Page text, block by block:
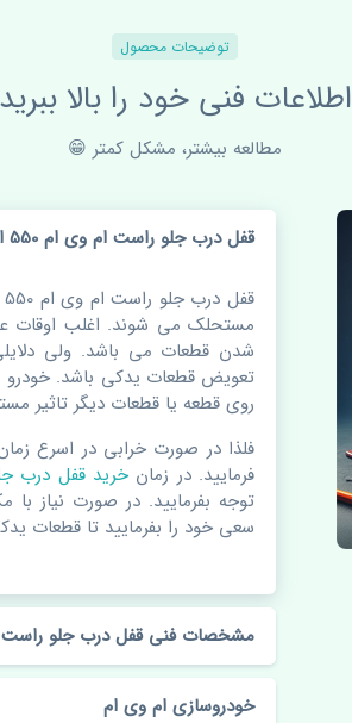
توضیحات محصول
اطلاعات فنی خود را بالا ببرید
مطالعه بیشتر، مشکل کمتر 😁
قفل درب جلو راست ام وی ام 550 اصلی
مستحلک می شوند. اغلب اوقات
شدن قطعات می باشد. ولی
تعویض قطعات یدکی باشد.
روی قطعه یا قطعات دیگر تاثیر
فلذا در صورت خرابی در اسرع
فرمایید. در زمانخرید قفل درب
توجه بفرمایید. در صورت نیاز با
سعی خود را بفرمایید تا قطعات
مشخصات فنی قفل درب جلو راست ام وی
خودروسازی ام وی ام